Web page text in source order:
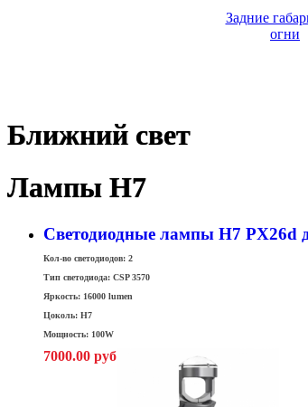
Задние
огни
Ближний свет
Лампы H7
Светодиодные лампы H7 PX26d
Кол-во светодиодов: 2
Тип светодиода: CSP 3570
Яркость: 16000 lumen
Цоколь: H7
Мощность: 100W
7000.00 руб